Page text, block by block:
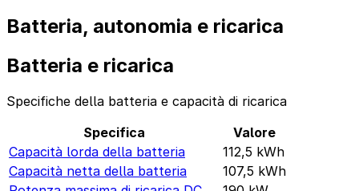
Batteria, autonomia e ricarica
Batteria e ricarica
Specifiche della batteria e capacità di ricarica
Specifica
Valore
Capacità lorda della batteria
112,5 kWh
Capacità netta della batteria
107,5 kWh